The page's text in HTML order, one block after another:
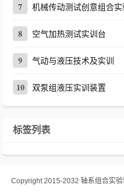
7 机械传动测试创意组合实
8 空气加热测试实训台
9 气动与液压技术及实训
10 双泵组液压实训装置
标签列表
Copyright 2015-2032轴系组合实验